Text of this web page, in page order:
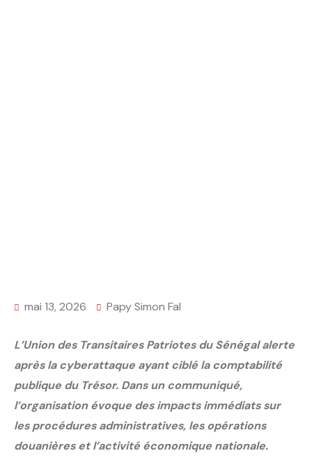
mai 13, 2026 Papy Simon Fal
L’Union des Transitaires Patriotes du Sénégal alerte
après la cyberattaque ayant ciblé la comptabilité
publique du Trésor. Dans un communiqué,
l’organisation évoque des impacts immédiats sur
les procédures administratives, les opérations
douanières et l’activité économique nationale.